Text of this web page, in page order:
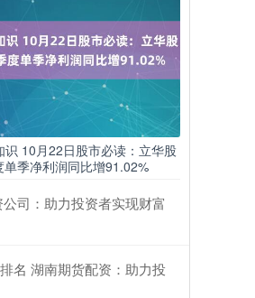
识 10月22日股市必读：立华股
季净利润同比增91.02%
司：助力投资者实现财富
名 湖南期货配资：助力投